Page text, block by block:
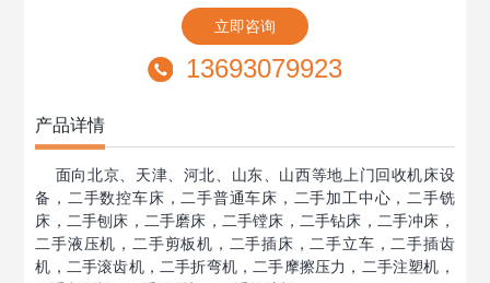
立即咨询
13693079923
产品详情
面向北京、天津、河北、山东、山西等地上门回收机床设
备，二手数控车床，二手普通车床，二手加工中心，二手铣
床，二手刨床，二手磨床，二手镗床，二手钻床，二手冲床，
二手液压机，二手剪板机，二手插床，二手立车，二手插齿
机，二手滚齿机，二手折弯机，二手摩擦压力，二手注塑机，